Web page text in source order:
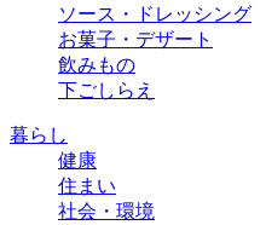
ソース・ドレッシング
お菓子・デザート
飲みもの
下ごしらえ
暮らし
健康
住まい
社会・環境